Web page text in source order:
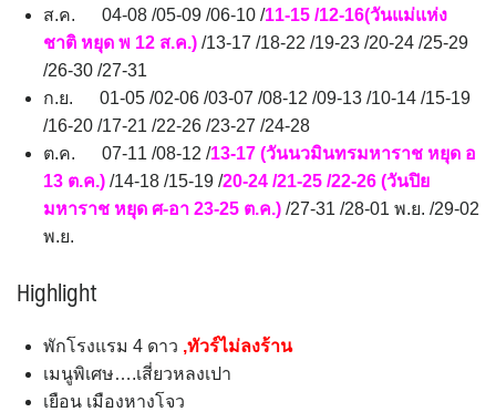
ส.ค. 04-08 /05-09 /06-10 /11-15 /12-16(วันแม่แห่ง
ชาติ หยุด พ 12 ส.ค.) /13-17 /18-22 /19-23 /20-24 /25-29
/26-30 /27-31
ก.ย. 01-05 /02-06 /03-07 /08-12 /09-13 /10-14 /15-19
/16-20 /17-21 /22-26 /23-27 /24-28
ต.ค. 07-11 /08-12 /13-17 (วันนวมินทรมหาราช หยุด อ
13 ต.ค.) /14-18 /15-19 /20-24 /21-25 /22-26 (วันปิย
มหาราช หยุด ศ-อา 23-25 ต.ค.) /27-31 /28-01 พ.ย. /29-02
พ.ย.
Highlight
พักโรงแรม 4 ดาว ,ทัวร์ไม่ลงร้าน
เมนูพิเศษ….เสี่ยวหลงเปา
เยือน เมืองหางโจว